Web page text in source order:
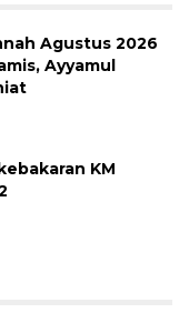
Agustus 2026
Ayyamul
KM